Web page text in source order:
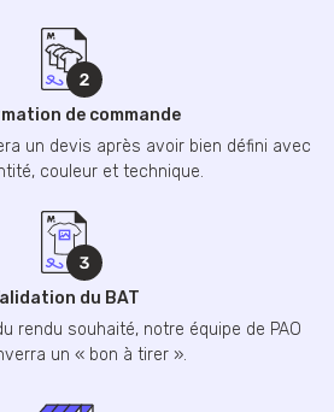
de commande
un devis après avoir bien défini avec
couleur et technique.
du BAT
rendu souhaité, notre équipe de PAO
un « bon à tirer ».